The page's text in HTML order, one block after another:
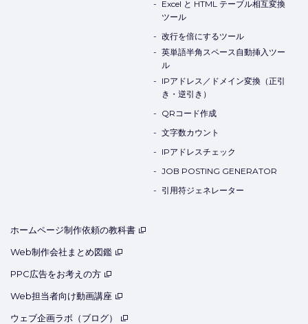
Excel と HTML テーブル相互変換
ツール
改行を倍にするツール
英単語半角スペース自動挿入ツー
ル
IPアドレス／ドメイン変換（正引
き・逆引き）
QRコード作成
文字数カウント
IPアドレスチェック
JOB POSTING GENERATOR
引用符ジェネレーター
ホームページ制作依頼の教科書
Web制作会社まとめ図鑑
PPC広告をお考えの方
Web担当者向け動画講座
ウェブ企画ラボ（ブログ）